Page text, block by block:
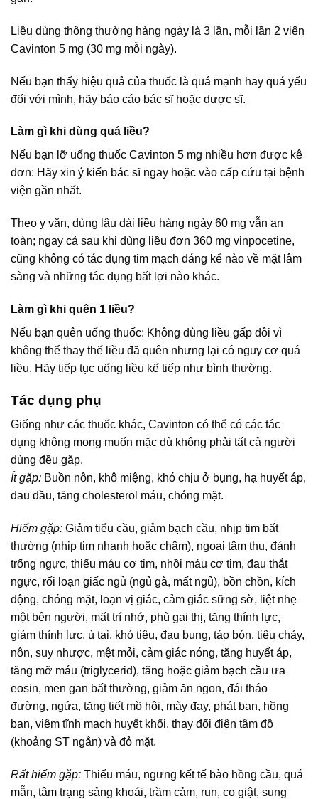
Liều dùng thông thường hàng ngày là 3 lần, mỗi lần 2 viên
Cavinton 5 mg (30 mg mỗi ngày).
Nếu bạn thấy hiệu quả của thuốc là quá mạnh hay quá yếu
đối với mình, hãy báo cáo bác sĩ hoặc dược sĩ.
Làm gì khi dùng quá liều?
Nếu bạn lỡ uống thuốc Cavinton 5 mg nhiều hơn được kê
đơn: Hãy xin ý kiến bác sĩ ngay hoặc vào cấp cứu tại bệnh
viện gần nhất.
Theo y văn, dùng lâu dài liều hàng ngày 60 mg vẫn an
toàn; ngay cả sau khi dùng liều đơn 360 mg vinpocetine,
cũng không có tác dụng tim mạch đáng kể nào về mặt lâm
sàng và những tác dụng bất lợi nào khác.
Làm gì khi quên 1 liều?
Nếu bạn quên uống thuốc: Không dùng liều gấp đôi vì
không thể thay thế liều đã quên nhưng lại có nguy cơ quá
liều. Hãy tiếp tục uống liều kế tiếp như bình thường.
Tác dụng phụ
Giống như các thuốc khác, Cavinton có thể có các tác
dụng không mong muốn mặc dù không phải tất cả người
dùng đều gặp.
Ít gặp: Buồn nôn, khô miệng, khó chịu ở bụng, hạ huyết áp,
đau đầu, tăng cholesterol máu, chóng mặt.
Hiếm gặp: Giảm tiểu cầu, giảm bạch cầu, nhịp tim bất
thường (nhịp tim nhanh hoặc chậm), ngoại tâm thu, đánh
trống ngực, thiếu máu cơ tim, nhồi máu cơ tim, đau thắt
ngực, rối loạn giấc ngủ (ngủ gà, mất ngủ), bồn chồn, kích
động, chóng mặt, loạn vị giác, cảm giác sững sờ, liệt nhẹ
một bên người, mất trí nhớ, phù gai thị, tăng thính lực,
giảm thính lực, ù tai, khó tiêu, đau bụng, táo bón, tiêu chảy,
nôn, suy nhược, mệt mỏi, cảm giác nóng, tăng huyết áp,
tăng mỡ máu (triglycerid), tăng hoặc giảm bạch cầu ưa
eosin, men gan bất thường, giảm ăn ngon, đái tháo
đường, ngứa, tăng tiết mồ hôi, mày đay, phát ban, hồng
ban, viêm tĩnh mạch huyết khối, thay đổi điện tâm đồ
(khoảng ST ngắn) và đỏ mặt.
Rất hiếm gặp: Thiếu máu, ngưng kết tế bào hồng cầu, quá
mẫn, tâm trạng sảng khoái, trầm cảm, run, co giật, sung